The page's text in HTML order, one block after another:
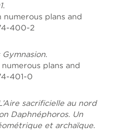
.
plans and
400-2
Gymnasion.
plans and
401-0
sacrificielle au nord
Daphnéphoros. Un
et archaïque.